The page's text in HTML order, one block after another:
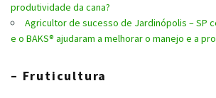
produtividade da cana?
Agricultor de sucesso de Jardinópolis – SP
e o BAKS® ajudaram a melhorar o manejo e a
– Fruticultura